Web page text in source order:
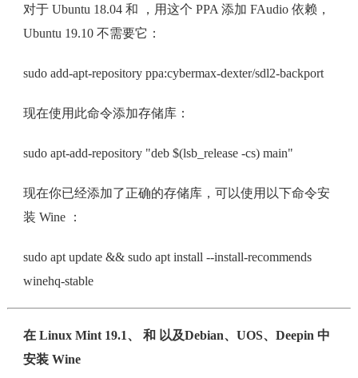
对于 Ubuntu 18.04 和 ，用这个 PPA 添加 FAudio 依赖，
Ubuntu 19.10 不需要它：
sudo add-apt-repository ppa:cybermax-dexter/sdl2-backport
现在使用此命令添加存储库：
sudo apt-add-repository "deb $(lsb_release -cs) main"
现在你已经添加了正确的存储库，可以使用以下命令安
装 Wine ：
sudo apt update && sudo apt install --install-recommends
winehq-stable
在 Linux Mint 19.1、 和 以及Debian、UOS、Deepin 中
安装 Wine